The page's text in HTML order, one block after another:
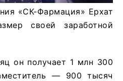
«СК-Фармация» Ерхат
своей заработной
он получает 1 млн 300
— 900 тысяч